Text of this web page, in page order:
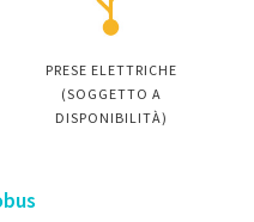
PRESE ELETTRICHE
(SOGGETTO A
DISPONIBILITÀ)